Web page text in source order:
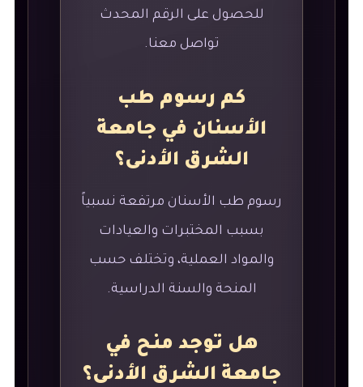
للحصول على الرقم المحدث
تواصل معنا.
كم رسوم طب
الأسنان في جامعة
الشرق الأدنى؟
رسوم طب الأسنان مرتفعة نسبياً
بسبب المختبرات والعيادات
والمواد العملية، وتختلف حسب
المنحة والسنة الدراسية.
هل توجد منح في
جامعة الشرق الأدنى؟